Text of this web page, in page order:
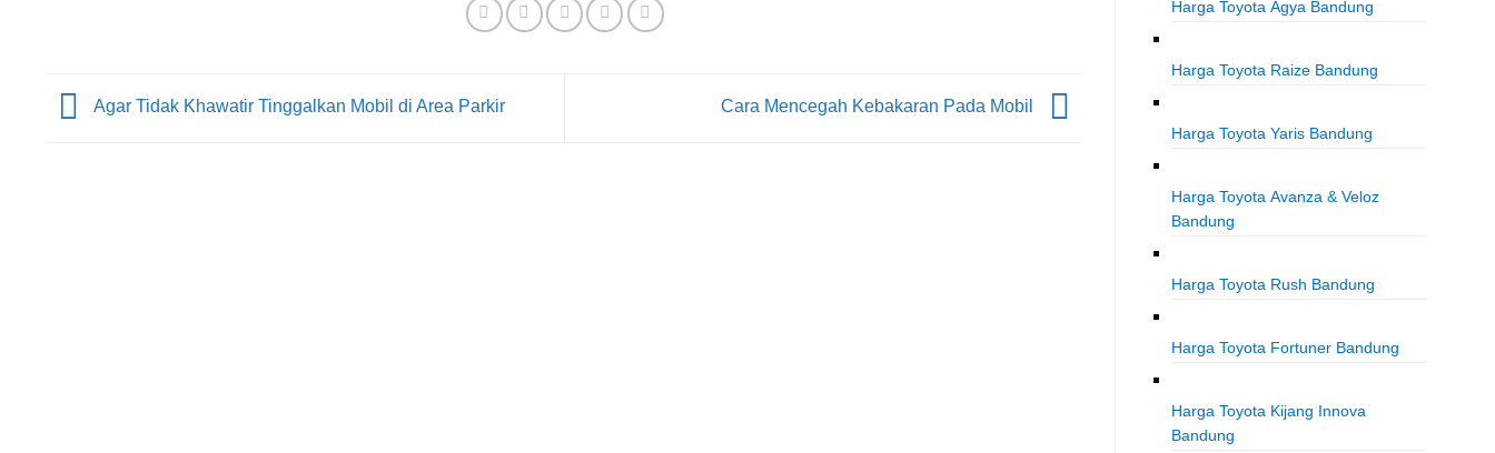
Agar Tidak Khawatir Tinggalkan Mobil di Area Parkir Cara Mencegah Kebakaran Pada Mobil
Harga Toyota Agya Bandung
Harga Toyota Raize Bandung
Harga Toyota Yaris Bandung
Harga Toyota Avanza & Veloz
Bandung
Harga Toyota Rush Bandung
Harga Toyota Fortuner Bandung
Harga Toyota Kijang Innova
Bandung